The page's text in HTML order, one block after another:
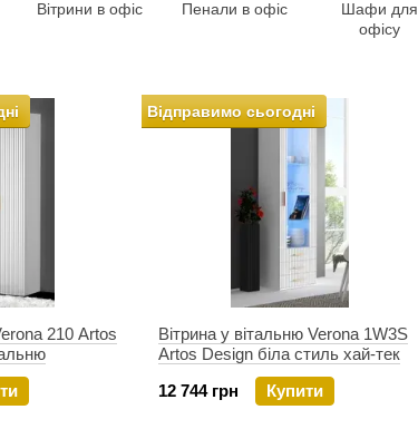
Вітрини в офіс Пенали в офіс
Шафи для
офісу
210 Artos
Відправимо сьогодні
Вітрина у вітальню Verona 1W3S
Artos Design біла стиль хай-тек
12 744 грн
Купити